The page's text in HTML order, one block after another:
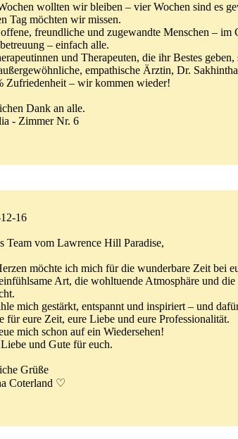
wollten wir bleiben – vier Wochen sind es
Tag möchten wir missen.
freundliche und zugewandte Menschen –
– einfach alle.
und Therapeuten, die ihr Bestes
empathische Ärztin, Dr.
Zufriedenheit – wir kommen wieder!
Dank an alle.
- Zimmer Nr. 6
16
Team vom Lawrence Hill Paradise,
möchte ich mich für die wunderbare Zeit bei
Art, die wohltuende Atmosphäre und
mich gestärkt, entspannt und inspiriert – und
für eure Zeit, eure Liebe und eure Professionalität.
mich schon auf ein Wiedersehen!
und Gute für euch.
Grüße
Coterland ♡